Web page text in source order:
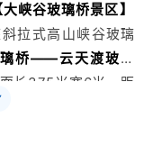
水。晚餐后入住酒
风味餐----土家三下
主调口味，当作是一
让您品尝最地道的
大峡谷玻璃桥景区】
拉式高山峡谷玻璃
璃桥——云天渡玻璃
长375米宽6米，距
设，拥有世界最长
陡蹓索等十项世界